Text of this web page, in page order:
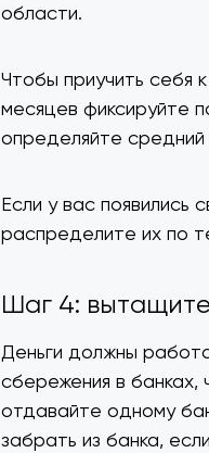
области.
Чтобы приучить себя
месяцев фиксируйте
определяйте средний
Если у вас появились
распределите их по
Шаг 4:
Деньги должны
сбережения в банках,
отдавайте одному
забрать из банка,